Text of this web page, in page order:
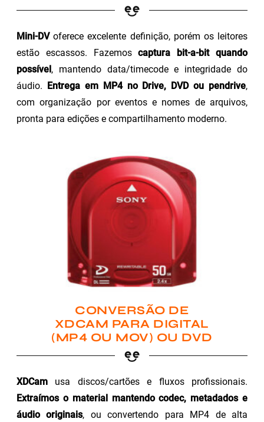
Mini-DVoferece excelente definição, porém os leitores
estão escassos. Fazemoscaptura bit-a-bit quando
possível, mantendo data/timecode e integridade do
áudio. Entrega em MP4 no Drive, DVD ou pendrive,
com organização por eventos e nomes de arquivos,
pronta para edições e compartilhamento moderno.
CONVERSÃO DE
XDCAM PARA DIGITAL
(MP4 OU MOV) OU DVD
XDCam usa discos/cartões e fluxos profissionais.
Extraímos o material mantendo codec, metadados e
áudio originais, ou convertendo para MP4 de alta